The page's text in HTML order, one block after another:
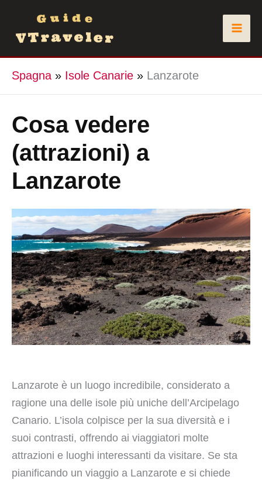
contenuto
Spagna » Isole Canarie » Lanzarote
Cosa vedere
(attrazioni) a
Lanzarote
Lanzarote è un luogo incredibile, considerato a
ragione una delle isole più uniche dell’Arcipelago
Canario. L’isola colpisce per la sua diversità e i
suoi contrasti, offrendo ai viaggiatori molte
attrazioni e luoghi interessanti da visitare. Se sta
pianificando un viaggio a Lanzarote e si chiede